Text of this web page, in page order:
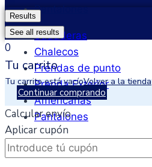
Pantalones
Sudaderas
Chalecos
Prendas de punto
Prenda Exterior
Americanas
Pantalones
CALZADO
Results
See all results
0
Tu carrito
Tu carrito está vacíoVolver a la tienda
Continuar comprando
Calcular envío
Aplicar cupón